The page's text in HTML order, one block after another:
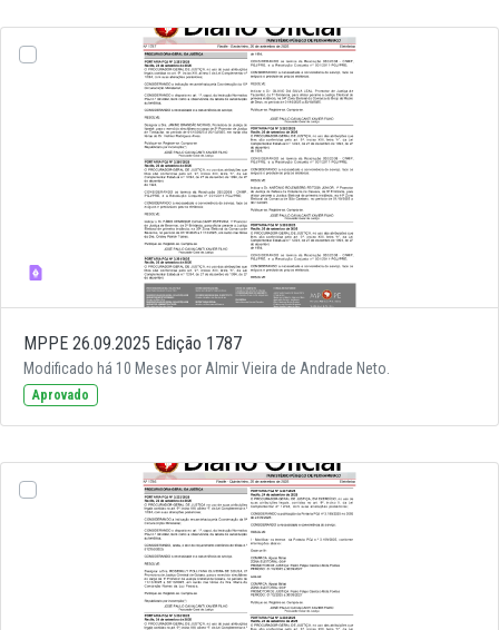
MPPE 26.09.2025 Edição 1787
Modificado há 10 Meses por Almir Vieira de Andrade Neto.
Aprovado